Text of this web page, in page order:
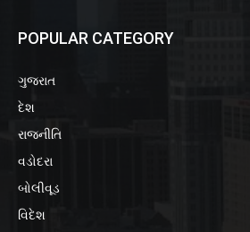
POPULAR CATEGORY
ગુજરાત
દેશ
રાજનીતિ
વડોદરા
બોલીવૂડ
વિદેશ